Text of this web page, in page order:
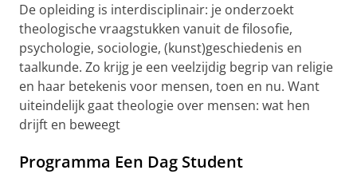
De opleiding is interdisciplinair: je onderzoekt
theologische vraagstukken vanuit de filosofie,
psychologie, sociologie, (kunst)geschiedenis en
taalkunde. Zo krijg je een veelzijdig begrip van religie
en haar betekenis voor mensen, toen en nu. Want
uiteindelijk gaat theologie over mensen: wat hen
drijft en beweegt
Programma Een Dag Student